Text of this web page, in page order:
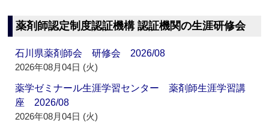
薬剤師認定制度認証機構 認証機関の生涯研修会
石川県薬剤師会 研修会 2026/08
2026年08月04日 (火)
薬学ゼミナール生涯学習センター 薬剤師生涯学習講
座 2026/08
2026年08月04日 (火)